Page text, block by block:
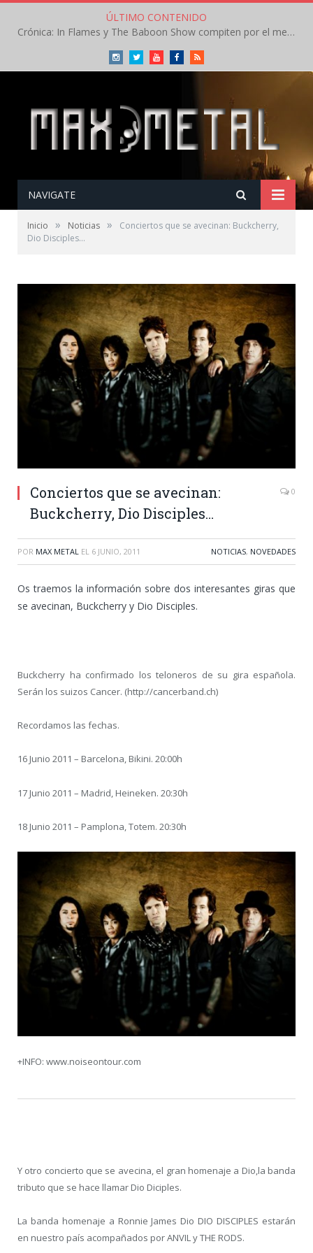
ÚLTIMO CONTENIDO
Crónica: In Flames y The Baboon Show compiten por el mejor concierto del día en el Leyendas del Rock – Viernes – Agosto 2026
InstagramTwitterYoutubeFacebookRSS
NAVIGATE
Inicio » Noticias »
Conciertos que se avecinan: Buckcherry,
Dio Disciples…
Conciertos que se avecinan:
Buckcherry, Dio Disciples…
0
POR MAX METAL EL 6 JUNIO, 2011 NOTICIAS, NOVEDADES
Os traemos la información sobre dos interesantes giras que
se avecinan, Buckcherry y Dio Disciples.
Buckcherry ha confirmado los teloneros de su gira española.
Serán los suizos Cancer. (http://cancerband.ch)
Recordamos las fechas.
16 Junio 2011 – Barcelona, Bikini. 20:00h
17 Junio 2011 – Madrid, Heineken. 20:30h
18 Junio 2011 – Pamplona, Totem. 20:30h
+INFO: www.noiseontour.com
Y otro concierto que se avecina, el gran homenaje a Dio,la banda
tributo que se hace llamar Dio Diciples.
La banda homenaje a Ronnie James Dio DIO DISCIPLES estarán
en nuestro país acompañados por ANVIL y THE RODS.